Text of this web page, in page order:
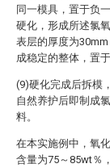
同一模具，置于负
硬化，形成所述氯
表层的厚度为
成稳定的整体，置
(9)硬化完成后拆模
自然养护后即制成
料。
在本实施例中，氧
含量为75～85wt％